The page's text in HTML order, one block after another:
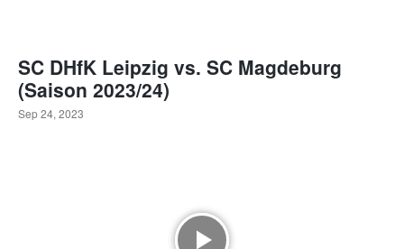
SC DHfK Leipzig vs. SC Magdeburg
(Saison 2023/24)
Sep 24, 2023